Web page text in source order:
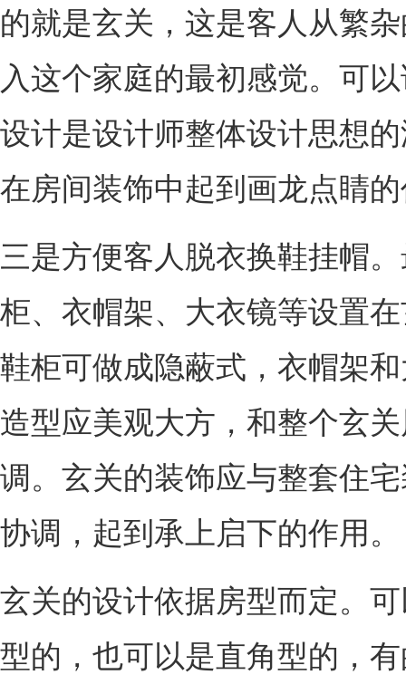
的就是玄关，这是客人从繁
入这个家庭的最初感觉。可
设计是设计师整体设计思想
在房间装饰中起到画龙点睛
三是方便客人脱衣换鞋挂帽
柜、衣帽架、大衣镜等设置
鞋柜可做成隐蔽式，衣帽架
造型应美观大方，和整个玄
调。玄关的装饰应与整套住
协调，起到承上启下的作用。
玄关的设计依据房型而定。
型的，也可以是直角型的，